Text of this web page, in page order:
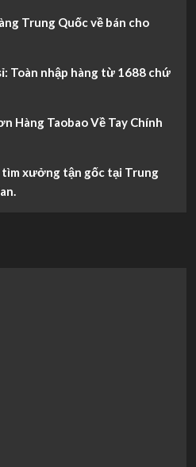
Trung Quốc về bán cho
Toàn nhập hàng từ 1688 chứ
Hàng Taobao Về Tay Chính
tìm xưởng tận gốc tại Trung